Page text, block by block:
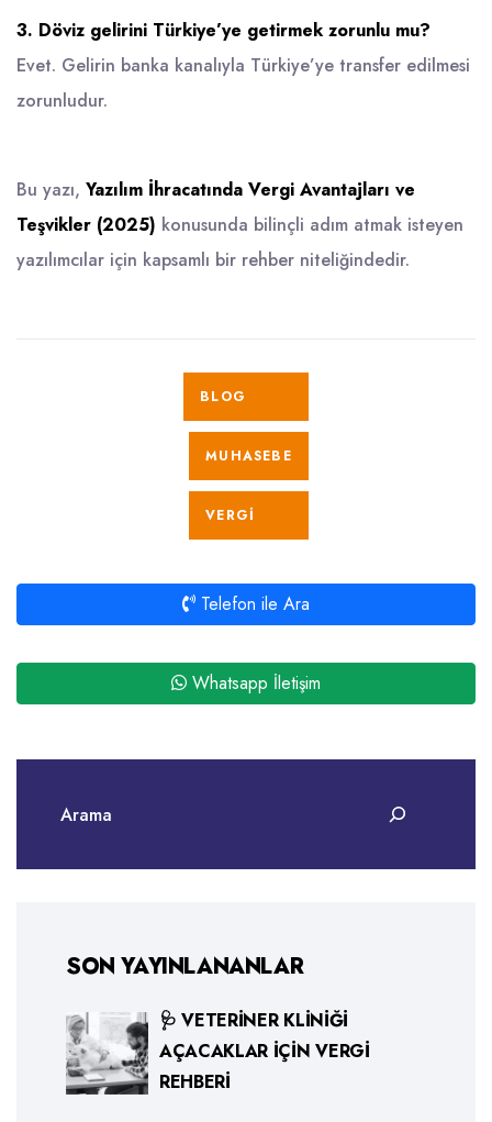
3. Döviz gelirini Türkiye’ye getirmek zorunlu mu?
Evet. Gelirin banka kanalıyla Türkiye’ye transfer edilmesi
zorunludur.
Bu yazı, Yazılım İhracatında Vergi Avantajları ve
Teşvikler (2025) konusunda bilinçli adım atmak isteyen
yazılımcılar için kapsamlı bir rehber niteliğindedir.
BLOG
MUHASEBE
VERGI
Telefon ile Ara
Whatsapp İletişim
SON YAYINLANANLAR
🩺 VETERINER KLINIĞI
AÇACAKLAR İÇIN VERGI
REHBERI